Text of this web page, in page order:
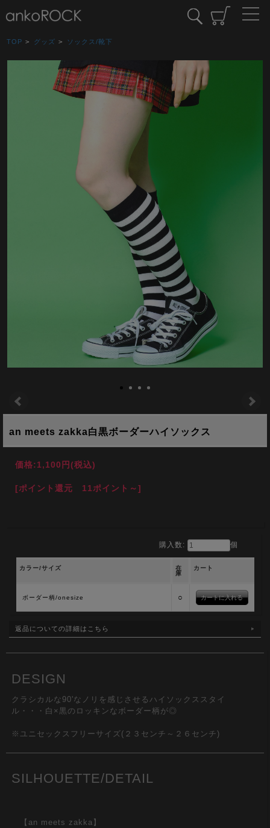
TOP > グッズ > ソックス/靴下
an meets zakka白黒ボーダーハイソックス
価格:1,100円(税込)
[ポイント還元 11ポイント～]
購入数: 個
カラー/サイズ
在
庫
カート
ボーダー柄/onesize ○
返品についての詳細はこちら
DESIGN
クラシカルな90'なノリを感じさせるハイソックススタイ
ル・・・白×黒のロッキンなボーダー柄が◎
※ユニセックスフリーサイズ(２３センチ～２６センチ)
SILHOUETTE/DETAIL
【an meets zakka】